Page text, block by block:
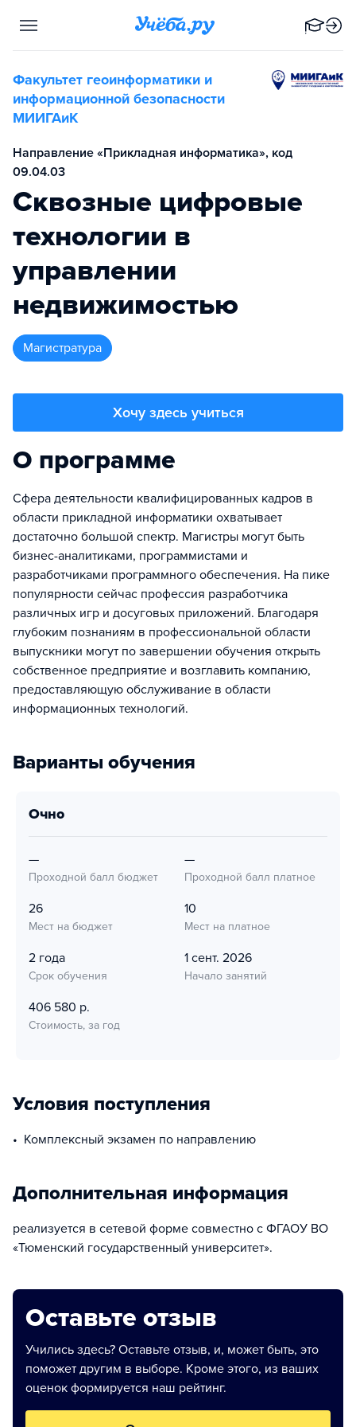
Факультет геоинформатики и
информационной безопасности
МИИГАиК
Направление «Прикладная информатика», код
09.04.03
Сквозные цифровые
технологии в
управлении
недвижимостью
магистратура
Хочу здесь учиться
О программе
Сфера деятельности квалифицированных кадров в
области прикладной информатики охватывает
достаточно большой спектр. Магистры могут быть
бизнес-аналитиками, программистами и
разработчиками программного обеспечения. На пике
популярности сейчас профессия разработчика
различных игр и досуговых приложений. Благодаря
глубоким познаниям в профессиональной области
выпускники могут по завершении обучения открыть
собственное предприятие и возглавить компанию,
предоставляющую обслуживание в области
информационных технологий.
Варианты обучения
очно
—
Проходной балл бюджет
—
Проходной балл платное
26
Мест на бюджет
10
Мест на платное
2 года
Срок обучения
1 сент. 2026
Начало занятий
406 580 р.
Стоимость, за год
Условия поступления
комплексный экзамен по направлению
Дополнительная информация
реализуется в сетевой форме совместно с ФГАОУ ВО
«Тюменский государственный университет».
Оставьте отзыв
Учились здесь? Оставьте отзыв, и, может быть, это
поможет другим в выборе. Кроме этого, из ваших
оценок формируется наш рейтинг.